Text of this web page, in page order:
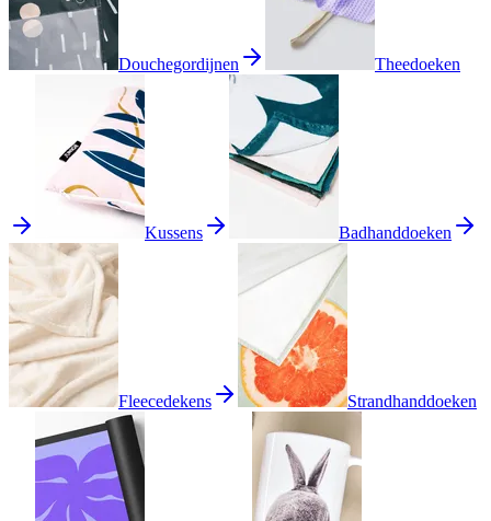
Douchegordijnen Theedoeken
Kussens Badhanddoeken
Fleecedekens Strandhanddoeken